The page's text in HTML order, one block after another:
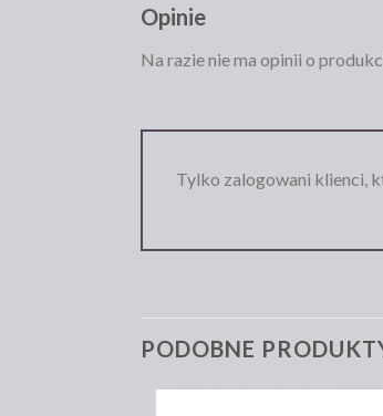
Opinie
Na razie nie ma opinii o
Tylko zalogowani klienci,
PODOBNE